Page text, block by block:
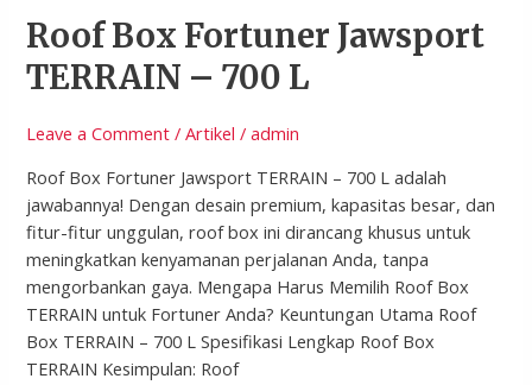
Roof Box Fortuner Jawsport
TERRAIN – 700 L
Leave a Comment /Artikel /admin
Roof Box Fortuner Jawsport TERRAIN – 700 L adalah
jawabannya! Dengan desain premium, kapasitas besar, dan
fitur-fitur unggulan, roof box ini dirancang khusus untuk
meningkatkan kenyamanan perjalanan Anda, tanpa
mengorbankan gaya. Mengapa Harus Memilih Roof Box
TERRAIN untuk Fortuner Anda? Keuntungan Utama Roof
Box TERRAIN – 700 L Spesifikasi Lengkap Roof Box
TERRAIN Kesimpulan: Roof